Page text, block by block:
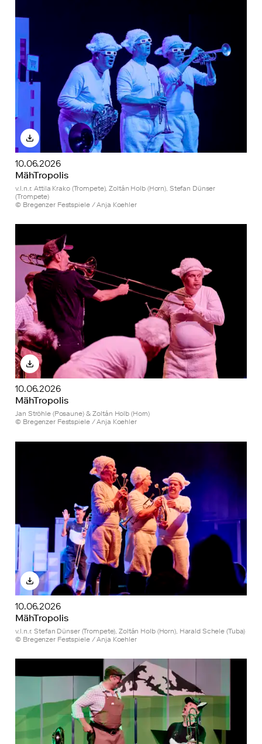
10.06.2026
MähTropolis
v.l.n.r. Attila Krako (Trompete), Zoltán Holb (Horn), Stefan Dünser
(Trompete)
© Bregenzer Festspiele / Anja Koehler
10.06.2026
MähTropolis
Jan Ströhle (Posaune) & Zoltán Holb (Horn)
© Bregenzer Festspiele / Anja Koehler
10.06.2026
MähTropolis
v.l.n.r. Stefan Dünser (Trompete), Zoltán Holb (Horn), Harald Schele (Tuba)
© Bregenzer Festspiele / Anja Koehler